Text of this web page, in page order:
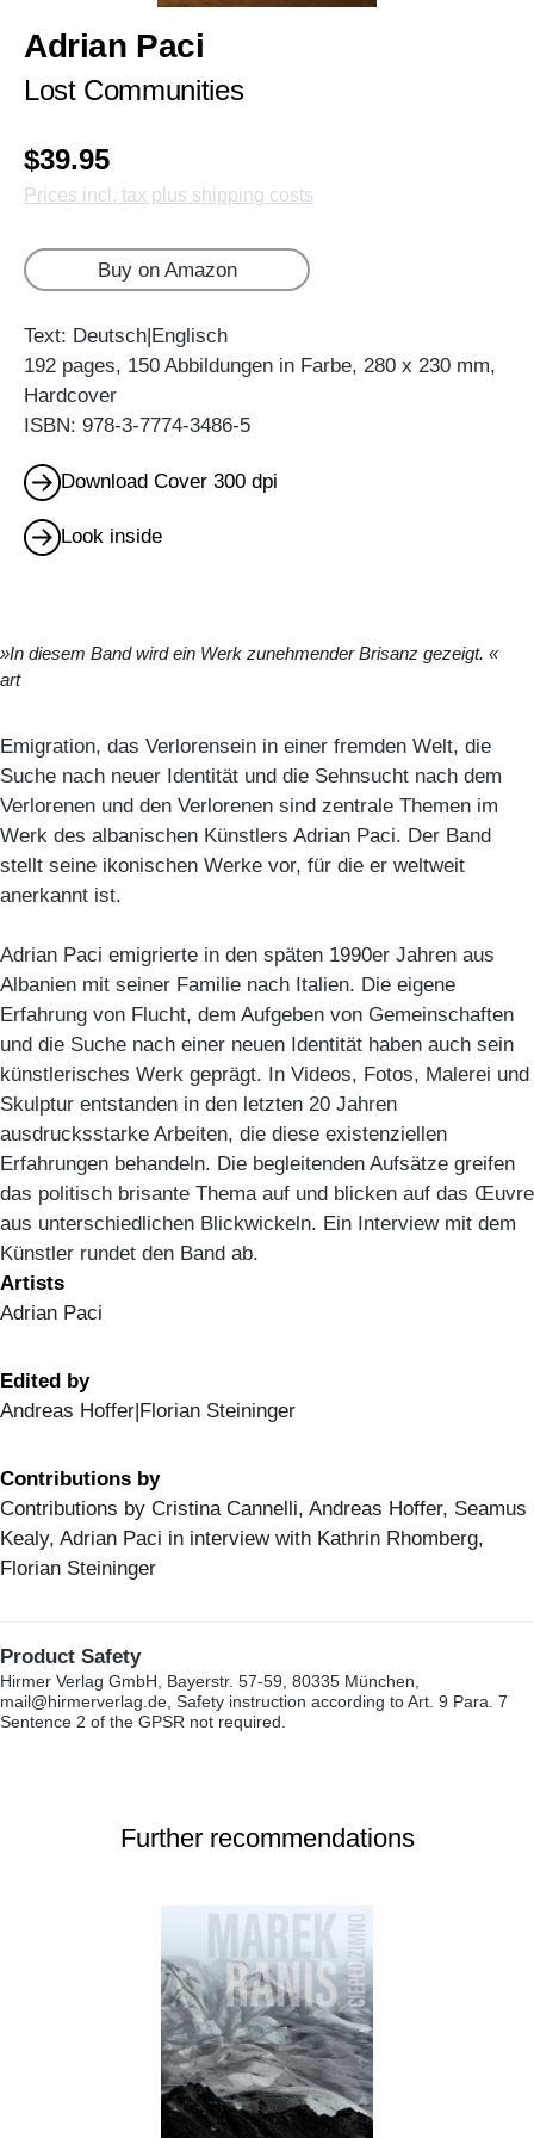
Adrian Paci
Lost Communities
$39.95
Prices incl. tax plus shipping costs
Buy on Amazon
Text: Deutsch|Englisch
192 pages, 150 Abbildungen in Farbe, 280 x 230 mm,
Hardcover
ISBN: 978-3-7774-3486-5
Download Cover 300 dpi
Look inside
»In diesem Band wird ein Werk zunehmender Brisanz gezeigt. «
art
Emigration, das Verlorensein in einer fremden Welt, die
Suche nach neuer Identität und die Sehnsucht nach dem
Verlorenen und den Verlorenen sind zentrale Themen im
Werk des albanischen Künstlers Adrian Paci. Der Band
stellt seine ikonischen Werke vor, für die er weltweit
anerkannt ist.
Adrian Paci emigrierte in den späten 1990er Jahren aus
Albanien mit seiner Familie nach Italien. Die eigene
Erfahrung von Flucht, dem Aufgeben von Gemeinschaften
und die Suche nach einer neuen Identität haben auch sein
künstlerisches Werk geprägt. In Videos, Fotos, Malerei und
Skulptur entstanden in den letzten 20 Jahren
ausdrucksstarke Arbeiten, die diese existenziellen
Erfahrungen behandeln. Die begleitenden Aufsätze greifen
das politisch brisante Thema auf und blicken auf das Œuvre
aus unterschiedlichen Blickwickeln. Ein Interview mit dem
Künstler rundet den Band ab.
Artists
Adrian Paci
Edited by
Andreas Hoffer|Florian Steininger
Contributions by
Contributions by Cristina Cannelli, Andreas Hoffer, Seamus
Kealy, Adrian Paci in interview with Kathrin Rhomberg,
Florian Steininger
Product Safety
Hirmer Verlag GmbH, Bayerstr. 57-59, 80335 München,
mail@hirmerverlag.de, Safety instruction according to Art. 9 Para. 7
Sentence 2 of the GPSR not required.
Further recommendations